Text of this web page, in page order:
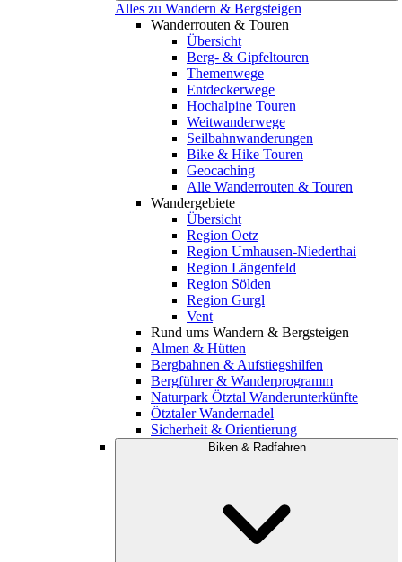
Alles zu Wandern & Bergsteigen
Wanderrouten & Touren
Übersicht
Berg- & Gipfeltouren
Themenwege
Entdeckerwege
Hochalpine Touren
Weitwanderwege
Seilbahnwanderungen
Bike & Hike Touren
Geocaching
Alle Wanderrouten & Touren
Wandergebiete
Übersicht
Region Oetz
Region Umhausen-Niederthai
Region Längenfeld
Region Sölden
Region Gurgl
Vent
Rund ums Wandern & Bergsteigen
Almen & Hütten
Bergbahnen & Aufstiegshilfen
Bergführer & Wanderprogramm
Naturpark Ötztal Wanderunterkünfte
Ötztaler Wandernadel
Sicherheit & Orientierung
Biken & Radfahren